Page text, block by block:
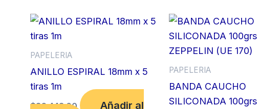
PAPELERIA
ANILLO ESPIRAL 18mm x 5
tiras 1m
$36,443.00
Añadir al
PAPELERIA
BANDA CAUCHO
SILICONADA 100grs